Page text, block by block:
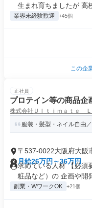
生まれ育ちましたが 高
業界未経験歓迎 +45個
この企
正社員
プロテイン等の商品企
株式会社Ｕｌｔｉｍａｔｅ Ｌ
服装・髪型・ネイル自由
〒537-0022大阪府大阪
月給26万円～36万円
求めている人材 【必須
粧品など）の 企画や開
副業・WワークOK +21個